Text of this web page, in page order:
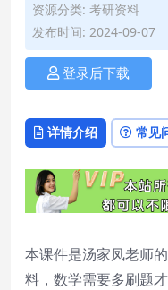
资源分类: 考研资料
发布时间: 2024-09-07
登录后下载
详情介绍 常见
本课件是汤家凤老师
料，数学需要多刷题